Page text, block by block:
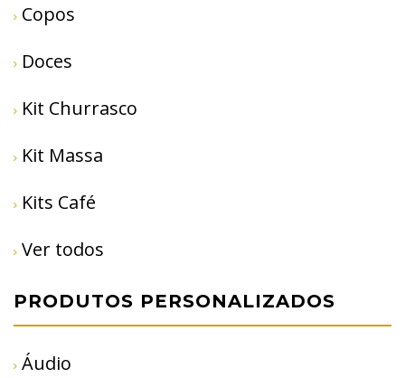
Copos
Doces
Kit Churrasco
Kit Massa
Kits Café
Ver todos
PRODUTOS PERSONALIZADOS
Áudio